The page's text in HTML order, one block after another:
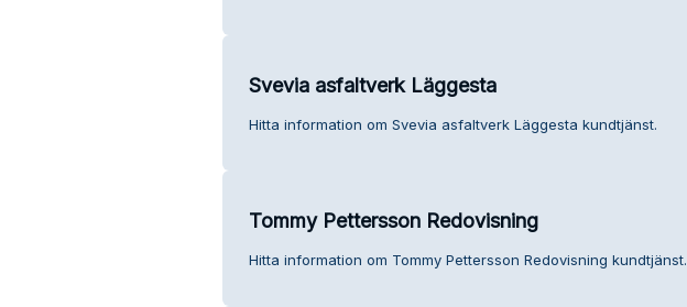
Svevia asfaltverk Läggesta
Hitta information om Svevia asfaltverk Läggesta kundtjänst.
Tommy Pettersson Redovisning
Hitta information om Tommy Pettersson Redovisning kundtjänst.